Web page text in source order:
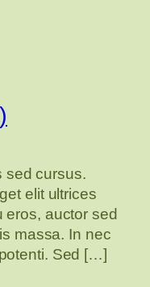
sed cursus.
elit ultrices
auctor sed
massa. In nec
Sed […]